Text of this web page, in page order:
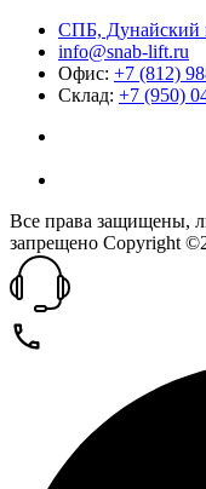
СПБ, Дунайский
info@snab-lift.ru
Офис: +7 (812)
Склад: +7 (950)
Все права защищены,
запрещено Copyright